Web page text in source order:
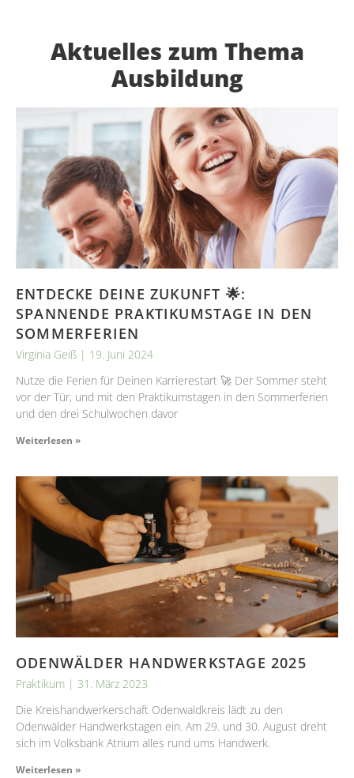
Aktuelles zum Thema
Ausbildung
ENTDECKE DEINE ZUKUNFT 🌟:
SPANNENDE PRAKTIKUMSTAGE IN DEN
SOMMERFERIEN
Virginia Geiß
19. Juni 2024
Nutze die Ferien für Deinen Karrierestart 🚀 Der Sommer steht
vor der Tür, und mit den Praktikumstagen in den Sommerferien
und den drei Schulwochen davor
Weiterlesen »
ODENWÄLDER HANDWERKSTAGE 2025
Praktikum
31. März 2023
Die Kreishandwerkerschaft Odenwaldkreis lädt zu den
Odenwälder Handwerkstagen ein. Am 29. und 30. August dreht
sich im Volksbank Atrium alles rund ums Handwerk.
Weiterlesen »